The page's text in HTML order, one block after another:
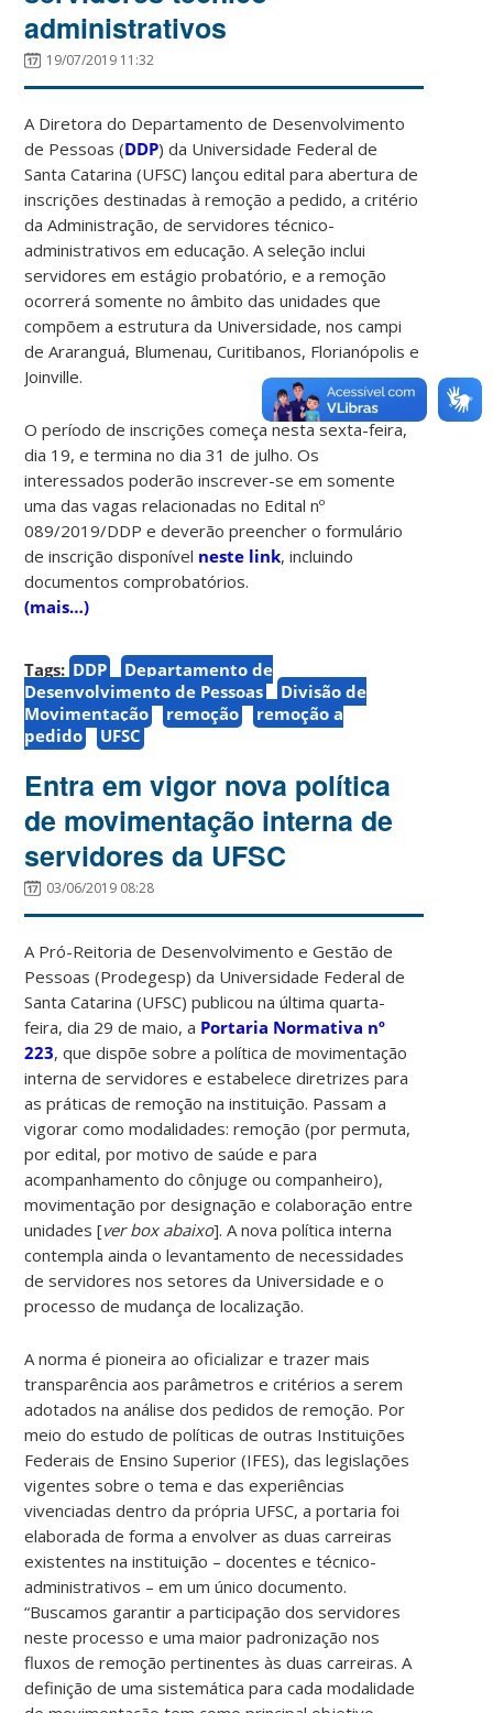
administrativos
19/07/2019 11:32
A Diretora do Departamento de Desenvolvimento
de Pessoas (DDP) da Universidade Federal de
Santa Catarina (UFSC) lançou edital para abertura de
inscrições destinadas à remoção a pedido, a critério
da Administração, de servidores técnico-
administrativos em educação. A seleção inclui
servidores em estágio probatório, e a remoção
ocorrerá somente no âmbito das unidades que
compõem a estrutura da Universidade, nos campi
de Araranguá, Blumenau, Curitibanos, Florianópolis e
Joinville.
O período de inscrições começa nesta sexta-feira,
dia 19, e termina no dia 31 de julho. Os
interessados poderão inscrever-se em somente
uma das vagas relacionadas no Edital nº
089/2019/DDP e deverão preencher o formulário
de inscrição disponível neste link, incluindo
documentos comprobatórios.
(mais…)
Tags: DDP
Departamento de
Desenvolvimento de Pessoas
Divisão de
Movimentação
remoção
remoção a
pedido
UFSC
Entra em vigor nova política
de movimentação interna de
servidores da UFSC
03/06/2019 08:28
A Pró-Reitoria de Desenvolvimento e Gestão de
Pessoas (Prodegesp) da Universidade Federal de
Santa Catarina (UFSC) publicou na última quarta-
feira, dia 29 de maio, a Portaria Normativa nº
223, que dispõe sobre a política de movimentação
interna de servidores e estabelece diretrizes para
as práticas de remoção na instituição. Passam a
vigorar como modalidades: remoção (por permuta,
por edital, por motivo de saúde e para
acompanhamento do cônjuge ou companheiro),
movimentação por designação e colaboração entre
unidades [ver box abaixo]. A nova política interna
contempla ainda o levantamento de necessidades
de servidores nos setores da Universidade e o
processo de mudança de localização.
A norma é pioneira ao oficializar e trazer mais
transparência aos parâmetros e critérios a serem
adotados na análise dos pedidos de remoção. Por
meio do estudo de políticas de outras Instituições
Federais de Ensino Superior (IFES), das legislações
vigentes sobre o tema e das experiências
vivenciadas dentro da própria UFSC, a portaria foi
elaborada de forma a envolver as duas carreiras
existentes na instituição – docentes e técnico-
administrativos – em um único documento.
“Buscamos garantir a participação dos servidores
neste processo e uma maior padronização nos
fluxos de remoção pertinentes às duas carreiras. A
definição de uma sistemática para cada modalidade